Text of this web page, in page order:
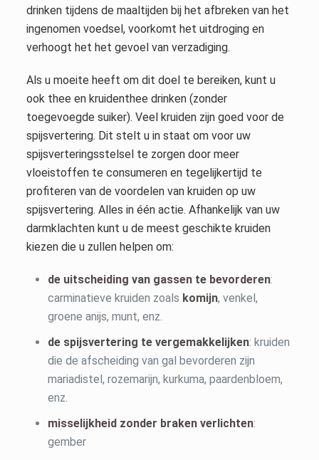
drinken tijdens de maaltijden bij het afbreken van het
ingenomen voedsel, voorkomt het uitdroging en
verhoogt het het gevoel van verzadiging.
Als u moeite heeft om dit doel te bereiken, kunt u
ook thee en kruidenthee drinken (zonder
toegevoegde suiker). Veel kruiden zijn goed voor de
spijsvertering. Dit stelt u in staat om voor uw
spijsverteringsstelsel te zorgen door meer
vloeistoffen te consumeren en tegelijkertijd te
profiteren van de voordelen van kruiden op uw
spijsvertering. Alles in één actie. Afhankelijk van uw
darmklachten kunt u de meest geschikte kruiden
kiezen die u zullen helpen om:
de uitscheiding van gassen te bevorderen:
carminatieve kruiden zoals komijn, venkel,
groene anijs, munt, enz.
de spijsvertering te vergemakkelijken: kruiden
die de afscheiding van gal bevorderen zijn
mariadistel, rozemarijn, kurkuma, paardenbloem,
enz.
misselijkheid zonder braken verlichten:
gember